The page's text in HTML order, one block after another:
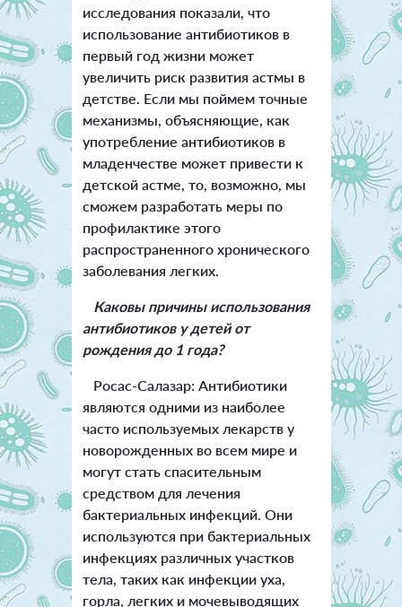
исследования показали, что
использование антибиотиков в
первый год жизни может
увеличить риск развития астмы в
детстве. Если мы поймем точные
механизмы, объясняющие, как
употребление антибиотиков в
младенчестве может привести к
детской астме, то, возможно, мы
сможем разработать меры по
профилактике этого
распространенного хронического
заболевания легких.
Каковы причины использования
антибиотиков у детей от
рождения до 1 года?
Росас-Салазар: Антибиотики
являются одними из наиболее
часто используемых лекарств у
новорожденных во всем мире и
могут стать спасительным
средством для лечения
бактериальных инфекций. Они
используются при бактериальных
инфекциях различных участков
тела, таких как инфекции уха,
горла, легких и мочевыводящих